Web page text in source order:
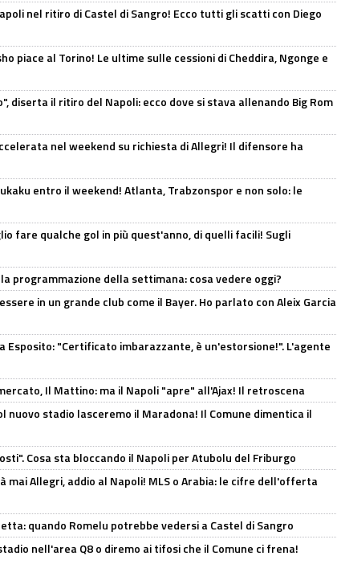
nel ritiro di Castel di Sangro! Ecco tutti gli scatti con Diego
piace al Torino! Le ultime sulle cessioni di Cheddira, Ngonge e
diserta il ritiro del Napoli: ecco dove si stava allenando Big Rom
nel weekend su richiesta di Allegri! Il difensore ha
entro il weekend! Atlanta, Trabzonspor e non solo: le
fare qualche gol in più quest'anno, di quelli facili! Sugli
la programmazione della settimana: cosa vedere oggi?
in un grande club come il Bayer. Ho parlato con Aleix Garcia
Esposito: "Certificato imbarazzante, è un'estorsione!". L'agente
Il Mattino: ma il Napoli "apre" all'Ajax! Il retroscena
nuovo stadio lasceremo il Maradona! Il Comune dimentica il
Cosa sta bloccando il Napoli per Atubolu del Friburgo
mai Allegri, addio al Napoli! MLS o Arabia: le cifre dell'offerta
quando Romelu potrebbe vedersi a Castel di Sangro
nell'area Q8 o diremo ai tifosi che il Comune ci frena!